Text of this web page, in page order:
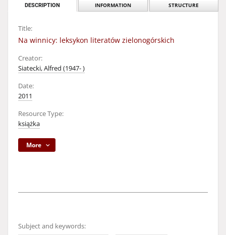
DESCRIPTION INFORMATION STRUCTURE
Title:
Na winnicy: leksykon literatów zielonogórskich
Creator:
Siatecki, Alfred (1947- )
Date:
2011
Resource Type:
książka
More
Subject and keywords: